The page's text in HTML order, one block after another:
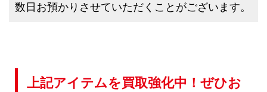
数日お預かりさせていただくことがございます。
上記アイテムを買取強化中！ぜひお